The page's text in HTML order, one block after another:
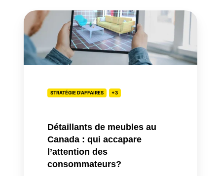
Détaillants
de
meubles
au
Canada
consommateurs?
STRATÉGIE D'AFFAIRES +3
Détaillants de meubles au
Canada : qui accapare
l’attention des
consommateurs?